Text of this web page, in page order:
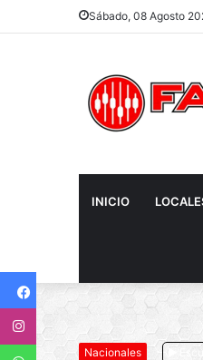
Sábado, 08 Agosto
INICIO
Nacionales
Instagram
WhatsApp